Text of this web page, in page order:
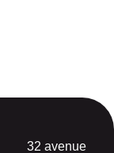
32 avenue